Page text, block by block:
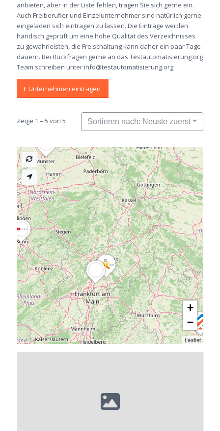
anbieten, aber in der Liste fehlen, tragen Sie sich gerne ein.
Auch Freiberufler und Einzelunternehmer sind natürlich gerne
eingeladen sich eintragen zu lassen. Die Einträge werden
händisch geprüft um eine hohe Qualität des Verzeichnisses
zu gewährleisten, die Freischaltung kann daher ein paar Tage
dauern. Bei Rückfragen gerne an das Testautomatisierung.org
Team schreiben unterinfo@testautomatisierung.org
Unternehmen eintragen
Zeige 1 – 5 von 5 Sortieren nach: Neuste zuerst
+
−
Leaflet